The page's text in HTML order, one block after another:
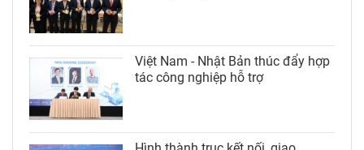
Việt Nam - Nhật Bản thúc đẩy hợp
tác công nghiệp hỗ trợ